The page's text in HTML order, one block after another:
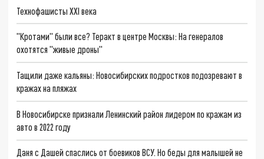
Технофашисты XXI века
"Кротами" были все? Теракт в центре Москвы: На генералов
охотятся "живые дроны"
Тащили даже кальяны: Новосибирских подростков подозревают в
кражах на пляжах
В Новосибирске признали Ленинский район лидером по кражам из
авто в 2022 году
Даня с Дашей спаслись от боевиков ВСУ. Но беды для малышей не